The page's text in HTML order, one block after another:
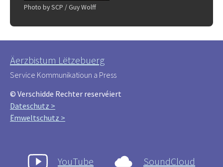
Photo by SCP / Guy Wolff
Äerzbistum Lëtzebuerg
Service Kommunikatioun a Press
© Verschidde Rechter reservéiert
Dateschutz >
Ëmweltschutz >
YouTube SoundCloud